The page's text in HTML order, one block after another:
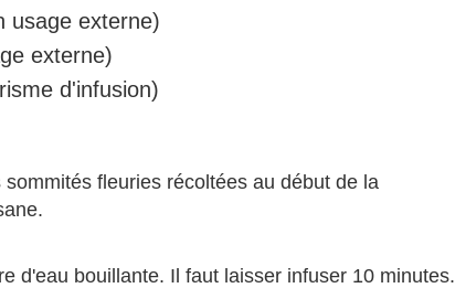
usage externe)
externe)
d'infusion)
fleuries récoltées au début de la
d'eau bouillante. Il faut laisser infuser 10 minutes.